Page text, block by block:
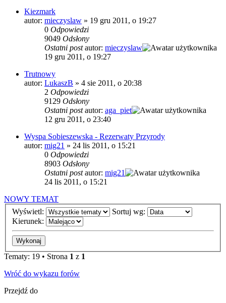
Kiezmark
autor: mieczyslaw » 19 gru 2011, o 19:27
0 Odpowiedzi
9049 Odsłony
Ostatni postautor: mieczyslaw
19 gru 2011, o 19:27
Trutnowy
autor: LukaszB » 4 sie 2011, o 20:38
2 Odpowiedzi
9129 Odsłony
Ostatni postautor: aga_piet
12 gru 2011, o 23:40
Wyspa Sobieszewska - Rezerwaty Przyrody
autor: mig21 » 24 lis 2011, o 15:21
0 Odpowiedzi
8903 Odsłony
Ostatni postautor: mig21
24 lis 2011, o 15:21
NOWY TEMAT
Wyświetl:
Sortuj wg:
Kierunek:
Tematy: 19 • Strona 1 z 1
Wróć do wykazu forów
Przejdź do